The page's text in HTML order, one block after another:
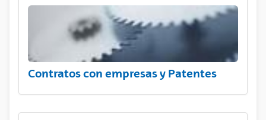
Contratos con empresas y Patentes